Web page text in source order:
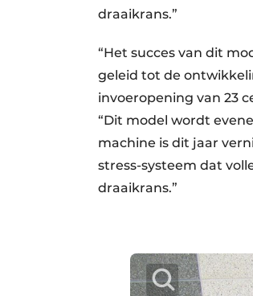
draaikrans.”
“Het succes van dit
geleid tot de
invoeropening van 23
“Dit model wordt
machine is dit jaar
stress-systeem dat
draaikrans.”